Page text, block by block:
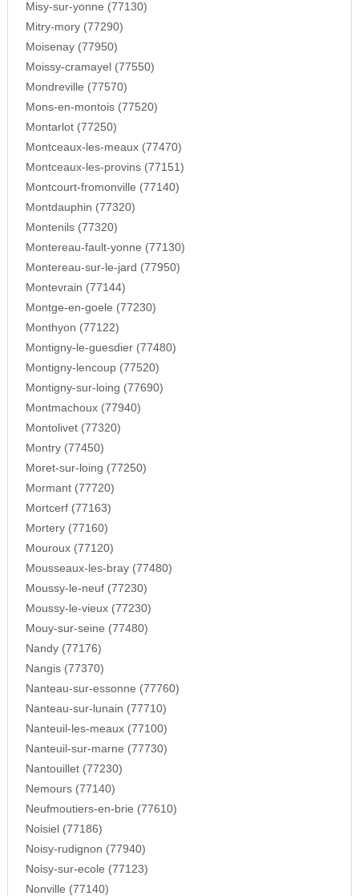
Misy-sur-yonne (77130)
Mitry-mory (77290)
Moisenay (77950)
Moissy-cramayel (77550)
Mondreville (77570)
Mons-en-montois (77520)
Montarlot (77250)
Montceaux-les-meaux (77470)
Montceaux-les-provins (77151)
Montcourt-fromonville (77140)
Montdauphin (77320)
Montenils (77320)
Montereau-fault-yonne (77130)
Montereau-sur-le-jard (77950)
Montevrain (77144)
Montge-en-goele (77230)
Monthyon (77122)
Montigny-le-guesdier (77480)
Montigny-lencoup (77520)
Montigny-sur-loing (77690)
Montmachoux (77940)
Montolivet (77320)
Montry (77450)
Moret-sur-loing (77250)
Mormant (77720)
Mortcerf (77163)
Mortery (77160)
Mouroux (77120)
Mousseaux-les-bray (77480)
Moussy-le-neuf (77230)
Moussy-le-vieux (77230)
Mouy-sur-seine (77480)
Nandy (77176)
Nangis (77370)
Nanteau-sur-essonne (77760)
Nanteau-sur-lunain (77710)
Nanteuil-les-meaux (77100)
Nanteuil-sur-marne (77730)
Nantouillet (77230)
Nemours (77140)
Neufmoutiers-en-brie (77610)
Noisiel (77186)
Noisy-rudignon (77940)
Noisy-sur-ecole (77123)
Nonville (77140)